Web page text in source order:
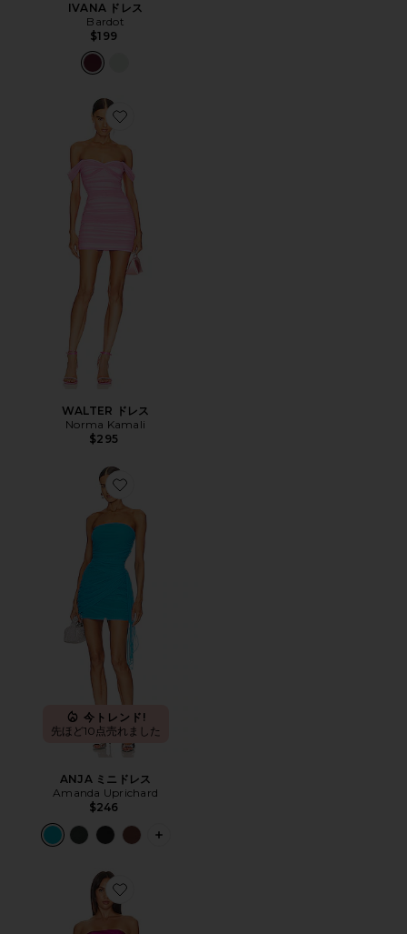
IVANA ドレス
Bardot
$199
Favorite WALTER ドレス
WALTER ドレス
Norma Kamali
$295
Favorite ANJA ミニドレス
今トレンド!
先ほど10点売れました
ANJA ミニドレス
Amanda Uprichard
$246
PLUS ICON TO SEE MORE OPTIONS
Favorite ANJA ミニドレス